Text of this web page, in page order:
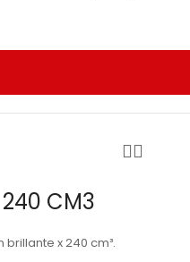
240 CM3
x 240 cm³.